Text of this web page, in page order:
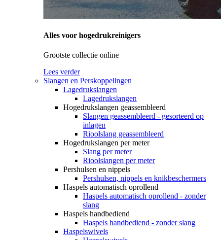
Alles voor hogedrukreinigers
Grootste collectie online
Lees verder
Slangen en Perskoppelingen
Lagedrukslangen
Lagedrukslangen
Hogedrukslangen geassembleerd
Slangen geassembleerd - gesorteerd op
inlagen
Rioolslang geassembleerd
Hogedrukslangen per meter
Slang per meter
Rioolslangen per meter
Pershulsen en nippels
Pershulsen, nippels en knikbeschermers
Haspels automatisch oprollend
Haspels automatisch oprollend - zonder
slang
Haspels handbediend
Haspels handbediend - zonder slang
Haspelswivels